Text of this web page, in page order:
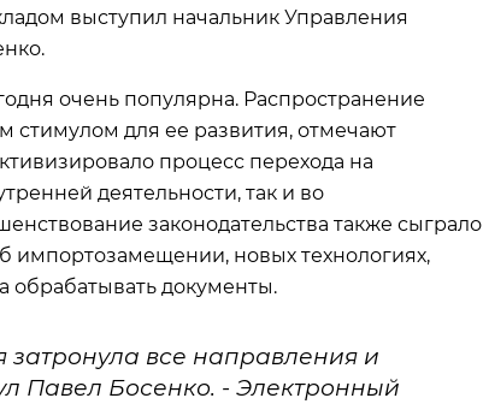
выступил начальник Управления
очень популярна. Распространение
для ее развития, отмечают
процесс перехода на
деятельности, так и во
законодательства также сыграло
импортозамещении, новых технологиях,
обрабатывать документы.
все направления и
Павел Босенко. - Электронный